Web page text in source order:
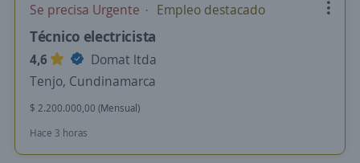
Se precisa Urgente Empleo destacado
Técnico electricista
4,6
Domat ltda
Tenjo, Cundinamarca
$ 2.200.000,00 (Mensual)
Hace 3 horas